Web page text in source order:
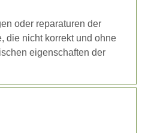
oder reparaturen der
die nicht korrekt und ohne
eigenschaften der